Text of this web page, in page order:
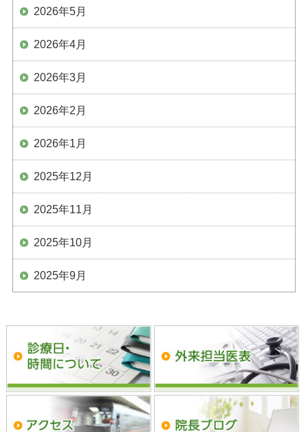
2026年5月
2026年4月
2026年3月
2026年2月
2026年1月
2025年12月
2025年11月
2025年10月
2025年9月